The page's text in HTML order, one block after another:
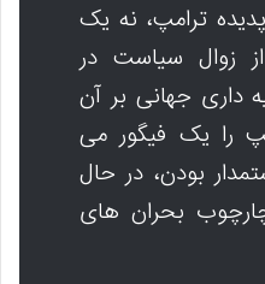
ترامپ، نه یک
از زوال سیاست در
داری جهانی بر آن
را یک فیگور می
بودن، در حال
بحران های